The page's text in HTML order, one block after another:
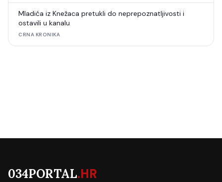
Mladića iz Knežaca pretukli do neprepoznatljivosti i
ostavili u kanalu
CRNA KRONIKA
034PORTAL.HR